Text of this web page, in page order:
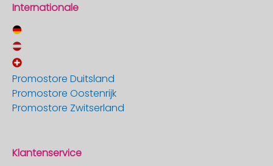
Internationale
Promostore Duitsland
Promostore Oostenrijk
Promostore Zwitserland
Klantenservice